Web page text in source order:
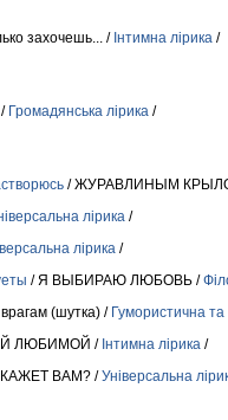
захочешь... / Інтимна лірика /
Громадянська лірика /
/ ЖУРАВЛИНЫМ
лірика /
лірика /
/ Я ВЫБИРАЮ ЛЮБОВЬ /
(шутка) / Гумористична та
ЛЮБИМОЙ / Інтимна лірика /
ВАМ? /Універсальна